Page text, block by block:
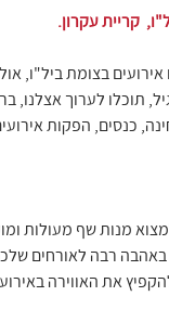
קריית עקרון.
בצומת ביל"ו,
תוכלו לערוך אצלנו,
כנסים, הפקות
מנות שף מעולות
באהבה רבה לאורחים
את האווירה